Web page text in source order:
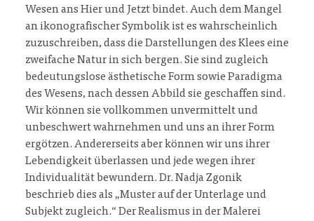
Wesen ans Hier und Jetzt bindet. Auch dem Mangel
an ikonografischer Symbolik ist es wahrscheinlich
zuzuschreiben, dass die Darstellungen des Klees eine
zweifache Natur in sich bergen. Sie sind zugleich
bedeutungslose ästhetische Form sowie Paradigma
des Wesens, nach dessen Abbild sie geschaffen sind.
Wir können sie vollkommen unvermittelt und
unbeschwert wahrnehmen und uns an ihrer Form
ergötzen. Andererseits aber können wir uns ihrer
Lebendigkeit überlassen und jede wegen ihrer
Individualität bewundern. Dr. Nadja Zgonik
beschrieb dies als „Muster auf der Unterlage und
Subjekt zugleich.“ Der Realismus in der Malerei